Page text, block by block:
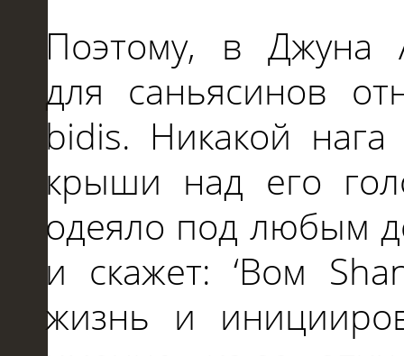
Поэтому, вДжуна
для саньясинов
bidis. Никакой
крыши над его
одеяло под любым
и скажет: ‘Вом
жизнь и